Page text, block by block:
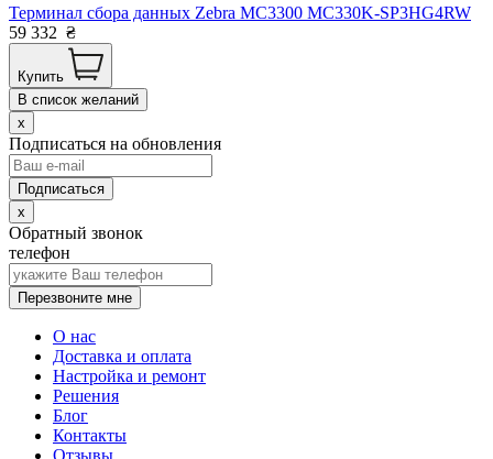
Терминал сбора данных Zebra MC3300 MC330K-SP3HG4RW
59 332 ₴
Купить
В список желаний
x
Подписаться на обновления
x
Обратный звонок
телефон
Перезвоните мне
О нас
Доставка и оплата
Настройка и ремонт
Решения
Блог
Контакты
Отзывы